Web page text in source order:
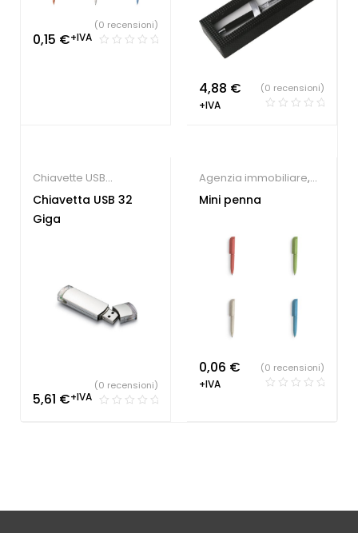
0,15 €+IVA
(0 recensioni)
4,88 €
+IVA
(0 recensioni)
Chiavette USB
economiche
Chiavetta USB 32
Giga
5,61 €+IVA
(0 recensioni)
Agenzia immobiliare,
Farmacie,Hotel
dentistico
Mini penna
0,06 €
+IVA
(0 recensioni)